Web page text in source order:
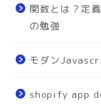
関数とは？定
の勉強
モダン
shopify app